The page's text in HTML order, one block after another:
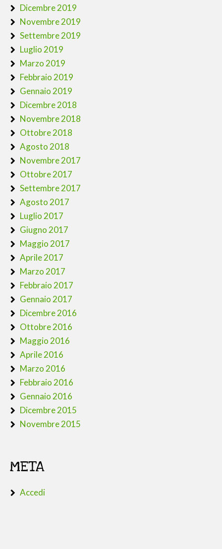
Dicembre 2019
Novembre 2019
Settembre 2019
Luglio 2019
Marzo 2019
Febbraio 2019
Gennaio 2019
Dicembre 2018
Novembre 2018
Ottobre 2018
Agosto 2018
Novembre 2017
Ottobre 2017
Settembre 2017
Agosto 2017
Luglio 2017
Giugno 2017
Maggio 2017
Aprile 2017
Marzo 2017
Febbraio 2017
Gennaio 2017
Dicembre 2016
Ottobre 2016
Maggio 2016
Aprile 2016
Marzo 2016
Febbraio 2016
Gennaio 2016
Dicembre 2015
Novembre 2015
META
Accedi